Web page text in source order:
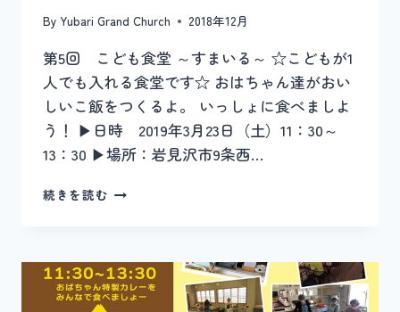
By Yubari Grand Church 2018年12月
第5回 こども食堂 ～すまいる～ ☆こどもが1
人でも入れる食堂です☆ おはちゃん達がおい
しいこ飯をつくるよ。 いっしょに食べましよ
う！ ▶︎日時 2019年3月23日（土）11：30～
13：30 ▶︎場所：岩見沢市9条西…
続きを読む 【お
こ
ど
も